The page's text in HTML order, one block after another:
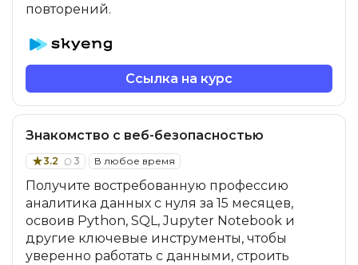
повторений.
Ссылка на курс
Знакомство с веб-безопасностью
3.2 3 В любое время
Получите востребованную профессию
аналитика данных с нуля за 15 месяцев,
освоив Python, SQL, Jupyter Notebook и
другие ключевые инструменты, чтобы
уверенно работать с данными, строить